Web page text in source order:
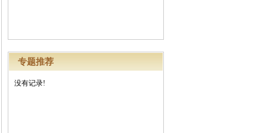
专题推荐
没有记录!